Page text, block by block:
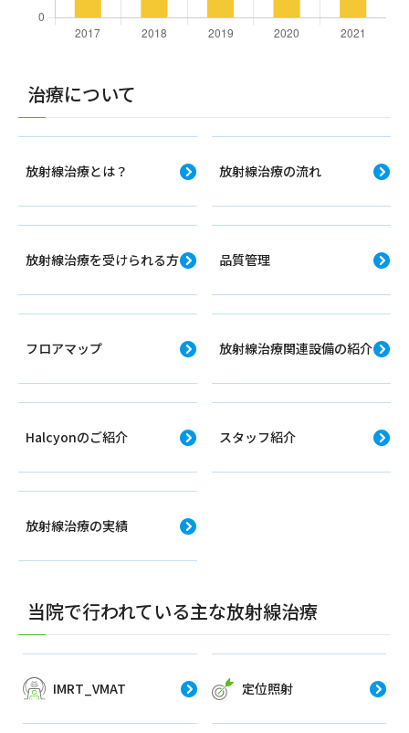
治療について
放射線治療とは？ 放射線治療の流れ
放射線治療を受けられる方 品質管理
フロアマップ 放射線治療関連設備の紹介
Halcyonのご紹介 スタッフ紹介
放射線治療の実績
当院で行われている主な放射線治療
IMRT_VMAT 定位照射